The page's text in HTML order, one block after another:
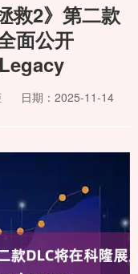
救2》第二款
面公开
日期：2025-11-14